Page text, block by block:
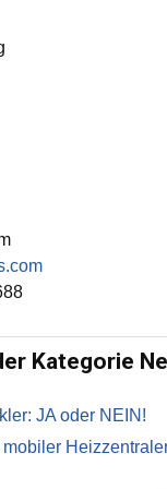
Kategorie
JA oder NEIN!